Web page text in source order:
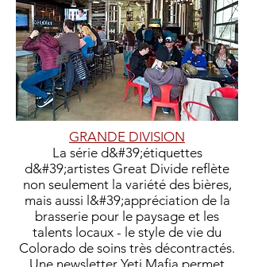
GRANDE DIVISION
La série d&#39;étiquettes
d&#39;artistes Great Divide reflète
non seulement la variété des bières,
mais aussi l&#39;appréciation de la
brasserie pour le paysage et les
talents locaux - le style de vie du
Colorado de soins très décontractés.
Une newsletter Yeti Mafia permet